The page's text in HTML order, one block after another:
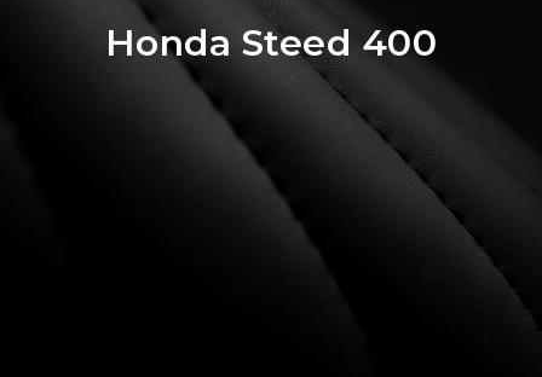
Honda Steed 400